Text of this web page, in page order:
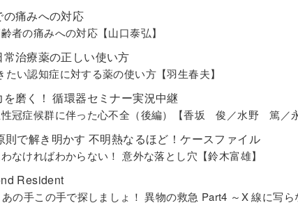
の痛みへの対応
者の痛みへの対応【山口泰弘】
常治療薬の正しい使い方
たい認知症に対する薬の使い方【羽生春夫】
磨く！ 循環器セミナー実況中継
冠症候群に伴った心不全（後編）【香坂 俊／水野 篤／永
則で解き明かす 不明熱なるほど！ケースファイル
なければわからない！ 意外な落とし穴【鈴木富雄】
Resident
の手この手で探しましょ！ 異物の救急 Part4 ～X 線に写